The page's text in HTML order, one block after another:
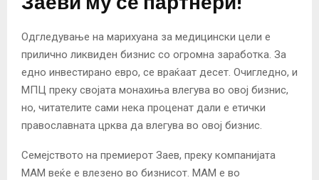
Одгледување на марихуана за медицински цели е
прилично ликвиден бизнис со огромна заработка. За
едно инвестирано евро, се враќаат десет. Очигледно, и
МПЦ преку својата монахиња влегува во овој бизнис,
но, читателите сами нека проценат дали е етички
православната црква да влегува во овој бизнис.
Семејството на премиерот Заев, преку компанијата
МАМ веќе е влезено во бизнисот. МАМ е во